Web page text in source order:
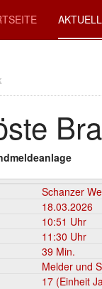
AKTUELL
Schanzer
18.03.2026
10:51 Uhr
11:30 Uhr
39 Min.
Melder und
17 (Einheit